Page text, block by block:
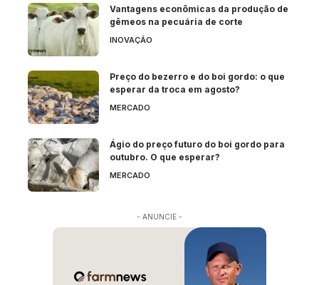
Vantagens econômicas da produção de
gêmeos na pecuária de corte
INOVAÇÃO
Preço do bezerro e do boi gordo: o que
esperar da troca em agosto?
MERCADO
Ágio do preço futuro do boi gordo para
outubro. O que esperar?
MERCADO
- ANUNCIE -